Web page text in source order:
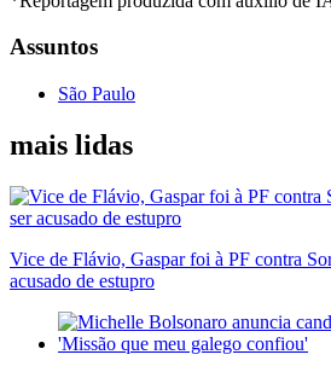
Assuntos
São Paulo
mais lidas
Vice de Flávio, Gaspar foi à PF contra
acusado de estupro